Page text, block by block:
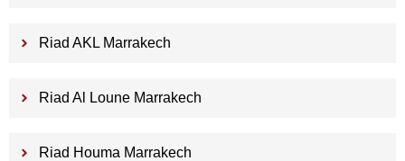
Riad AKL Marrakech
Riad Al Loune Marrakech
Riad Houma Marrakech